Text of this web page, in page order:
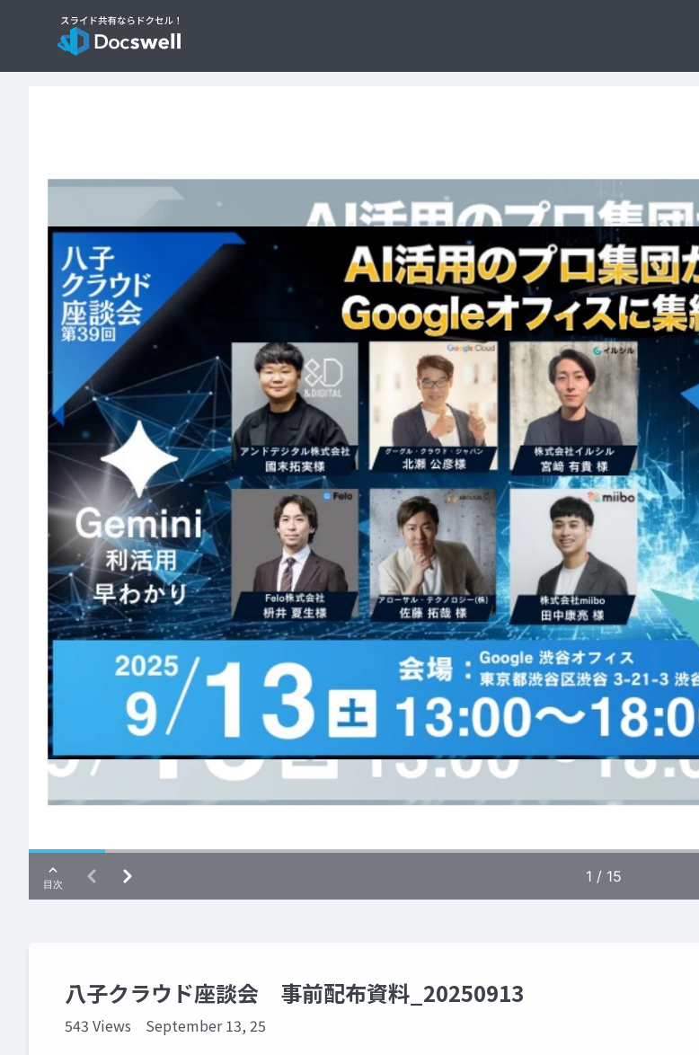
八子クラウド座談会 事前配布資料_20250913
543 Views September 13, 25